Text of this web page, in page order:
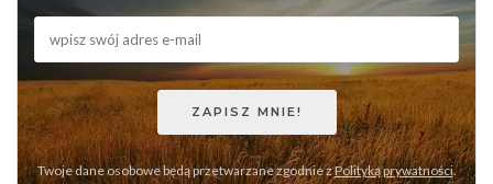
Twoje dane osobowe będą przetwarzane zgodnie zPolityką prywatności.